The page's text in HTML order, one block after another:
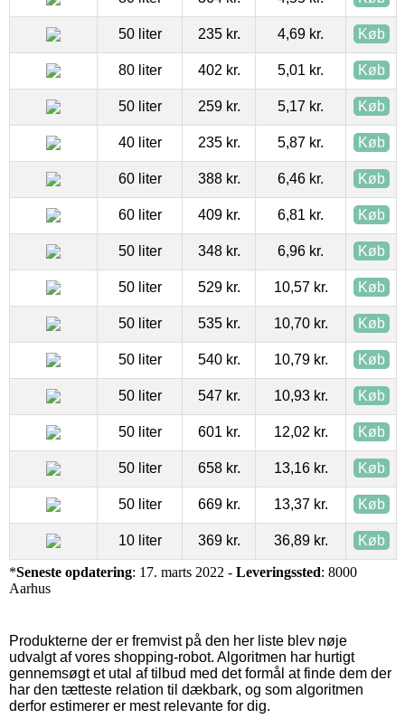
50 liter 235 kr. 4,69 kr. Køb
80 liter 402 kr. 5,01 kr. Køb
50 liter 259 kr. 5,17 kr. Køb
40 liter 235 kr. 5,87 kr. Køb
60 liter 388 kr. 6,46 kr. Køb
60 liter 409 kr. 6,81 kr. Køb
50 liter 348 kr. 6,96 kr. Køb
50 liter 529 kr. 10,57 kr. Køb
50 liter 535 kr. 10,70 kr. Køb
50 liter 540 kr. 10,79 kr. Køb
50 liter 547 kr. 10,93 kr. Køb
50 liter 601 kr. 12,02 kr. Køb
50 liter 658 kr. 13,16 kr. Køb
50 liter 669 kr. 13,37 kr. Køb
10 liter 369 kr. 36,89 kr. Køb
*Seneste opdatering: 17. marts 2022 - Leveringssted: 8000
Aarhus
Produkterne der er fremvist på den her liste blev nøje
udvalgt af vores shopping-robot. Algoritmen har hurtigt
gennemsøgt et utal af tilbud med det formål at finde dem der
har den tætteste relation til dækbark, og som algoritmen
derfor estimerer er mest relevante for dig.